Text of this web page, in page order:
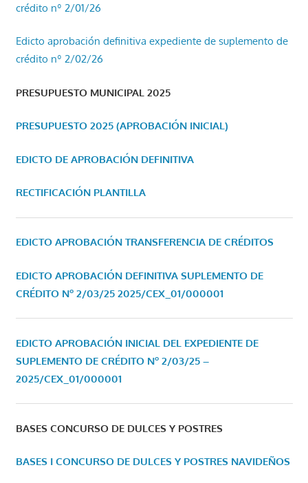
crédito nº 2/01/26
Edicto aprobación definitiva expediente de suplemento de
crédito nº 2/02/26
PRESUPUESTO MUNICIPAL 2025
PRESUPUESTO 2025 (APROBACIÓN INICIAL)
EDICTO DE APROBACIÓN DEFINITIVA
RECTIFICACIÓN PLANTILLA
EDICTO APROBACIÓN TRANSFERENCIA DE CRÉDITOS
EDICTO APROBACIÓN DEFINITIVA SUPLEMENTO DE
CRÉDITO Nº 2/03/25 2025/CEX_01/000001
EDICTO APROBACIÓN INICIAL DEL EXPEDIENTE DE
SUPLEMENTO DE CRÉDITO Nº 2/03/25 –
2025/CEX_01/000001
BASES CONCURSO DE DULCES Y POSTRES
BASES I CONCURSO DE DULCES Y POSTRES NAVIDEÑOS